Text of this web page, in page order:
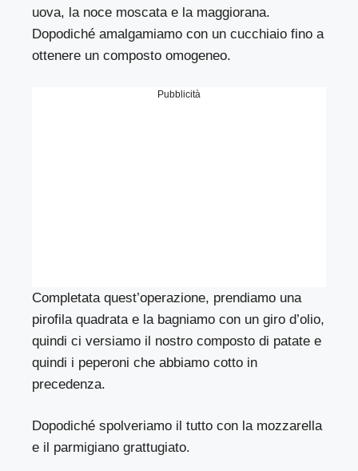
uova, la noce moscata e la maggiorana.
Dopodiché amalgamiamo con un cucchiaio fino a
ottenere un composto omogeneo.
Pubblicità
Completata quest’operazione, prendiamo una
pirofila quadrata e la bagniamo con un giro d’olio,
quindi ci versiamo il nostro composto di patate e
quindi i peperoni che abbiamo cotto in
precedenza.
Dopodiché spolveriamo il tutto con la mozzarella
e il parmigiano grattugiato.